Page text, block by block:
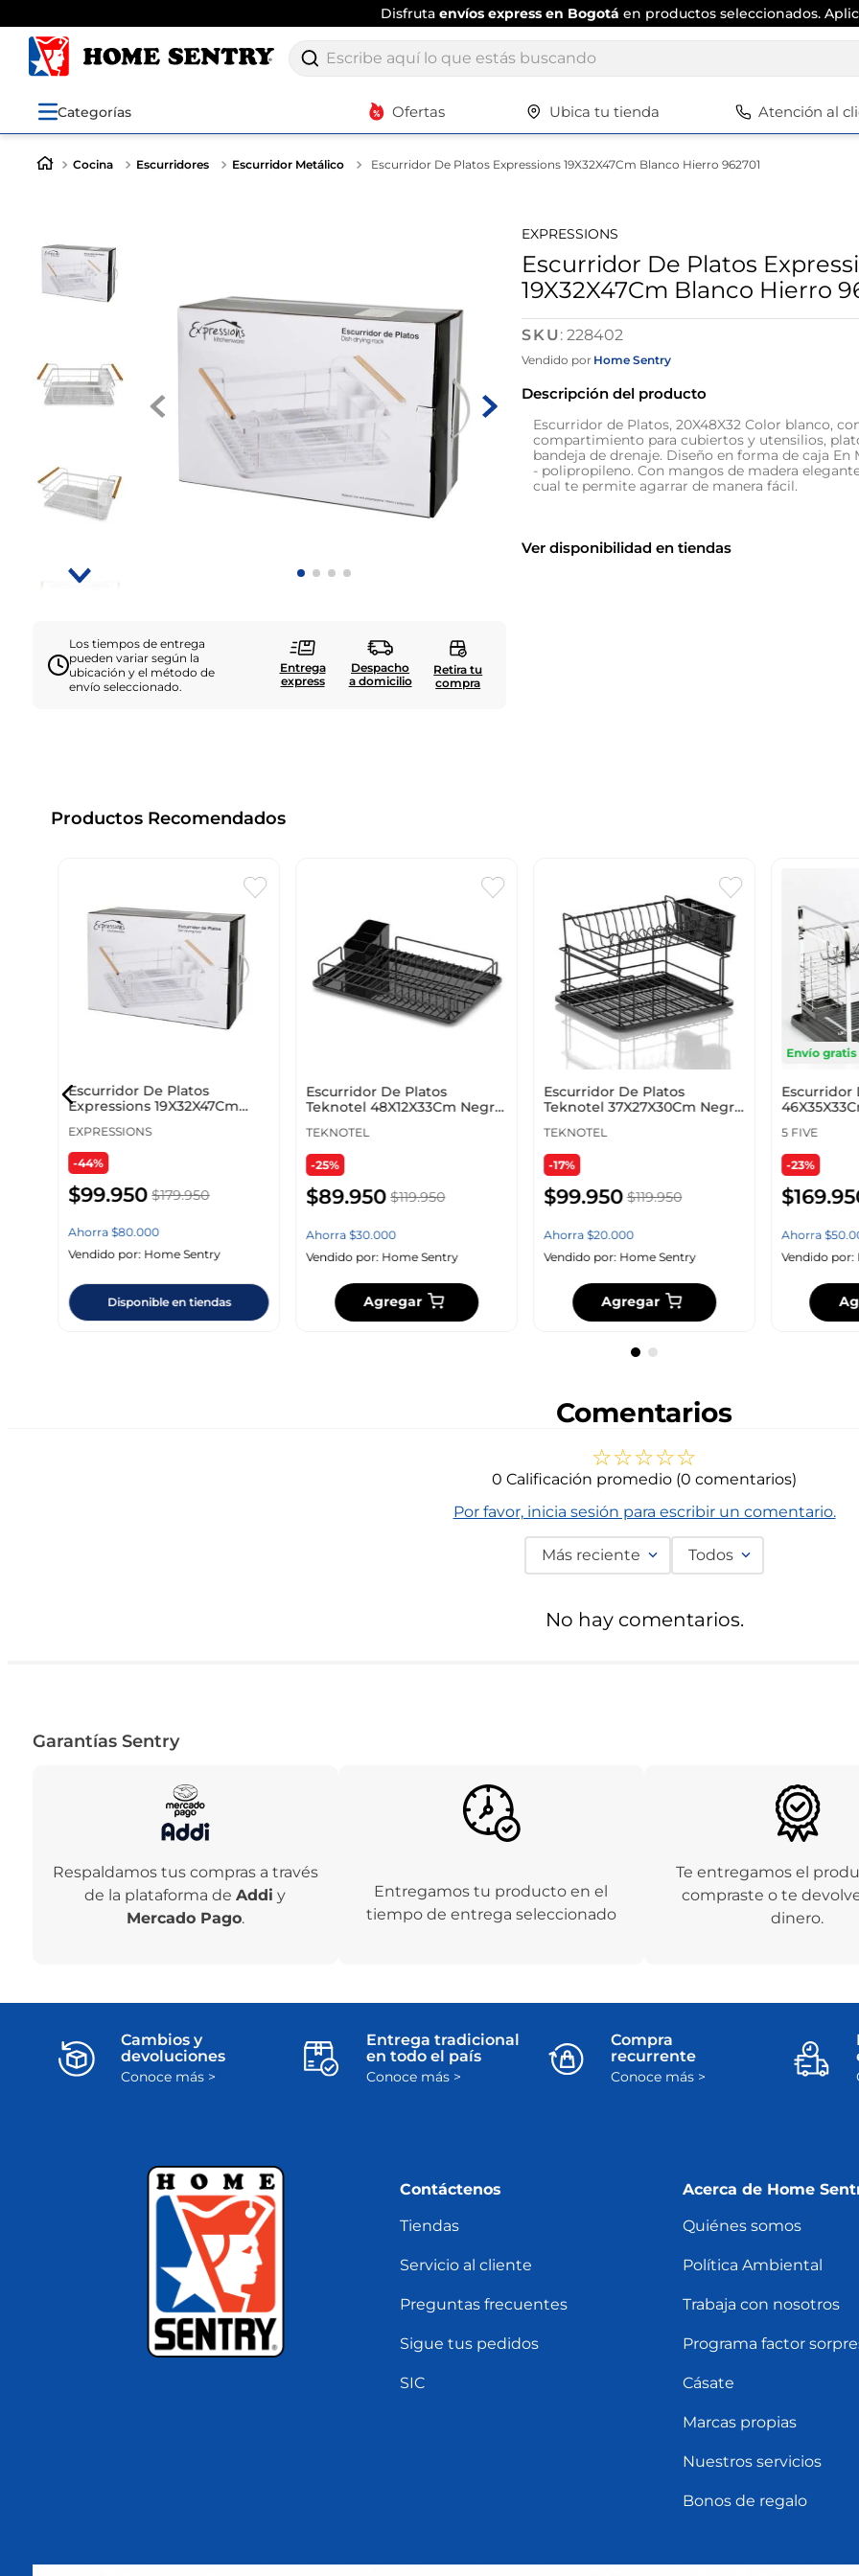
Disfruta envíos express en Bogotá en productos seleccionados.
Escribe aquí lo que estás buscando
Categorías Ofertas Ubica tu tienda Atención al
Cocina Escurridores Escurridor Metálico Escurridor De Platos Expressions 19X32X47Cm Blanco Hierro 962701
Los tiempos de entrega
pueden variar según la
ubicación y el método de
envío seleccionado.
Entrega
express
Despacho
a domicilio
Retira tu
compra
EXPRESSIONS
Escurridor De Platos
19X32X47Cm Blanco Hierro
:228402
Vendido por Home Sentry
Descripción del producto
Escurridor de Platos, 20X48X32 Color blanco,
compartimiento para cubiertos y utensilios,
bandeja de drenaje. Diseño en forma de caja En
- polipropileno. Con mangos de madera
cual te permite agarrar de manera fácil.
Ver disponibilidad en tiendas
Productos Recomendados
Escurridor De Platos
Expressions 19X32X47Cm
EXPRESSIONS
-44%
$99.950 $179.950
Ahorra$80.000
Vendido por: Home Sentry
Disponible en tiendas
Escurridor De Platos
Teknotel 48X12X33Cm Negro
TEKNOTEL
-25%
$89.950 $119.950
Ahorra$30.000
Vendido por: Home Sentry
Agregar
Escurridor De Platos
Teknotel 37X27X30Cm Negro
TEKNOTEL
-17%
$99.950 $119.950
Ahorra$20.000
Vendido por: Home Sentry
Agregar
Envío gratis
Escurridor
5 FIVE
-23%
$169.
Ahorra $50.
Vendido por:
Comentarios
☆☆☆☆☆
0 Calificación promedio (0 comentarios)
Por favor, inicia sesión para escribir un comentario.
Más reciente Todos
No hay comentarios.
Garantías Sentry
Respaldamos tus compras a través
de la plataforma deAddi y
Mercado Pago.
Entregamos tu producto en el
tiempo de entrega seleccionado
Te entregamos el
compraste o te
dinero.
Cambios y
devoluciones
Conoce más >
Entrega tradicional
en todo el país
Conoce más >
Compra
recurrente
Conoce más >
Contáctenos
Tiendas
Servicio al cliente
Preguntas frecuentes
Sigue tus pedidos
SIC
Acerca de Home
Quiénes somos
Política Ambiental
Trabaja con nosotros
Programa factor
Cásate
Marcas propias
Nuestros servicios
Bonos de regalo
Términos más buscados
closet
cuadros
espejo
silla
vajillas
.
cafetera
zapatero